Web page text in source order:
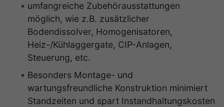
umfangreiche Zubehörausstattungen
möglich, wie z.B. zusätzlicher
Bodendissolver, Homogenisatoren,
Heiz-/Kühlaggergate, CIP-Anlagen,
Steuerung, etc.
Besonders Montage- und
wartungsfreundliche Konstruktion minimiert
Standzeiten und spart Instandhaltungskosten